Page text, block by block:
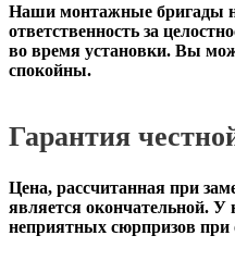
Наши монтажные бригады
ответственность за
во время установки. Вы
спокойны.
Гарантия
Цена, рассчитанная при
является окончательной.
неприятных сюрпризов при